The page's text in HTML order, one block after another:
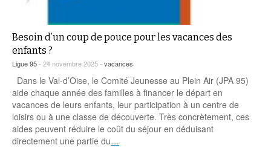
Besoin d’un coup de pouce pour les vacances des
enfants ?
Ligue 95- 24 novembre 2025 - vacances
Dans le Val-d’Oise, le Comité Jeunesse au Plein Air (JPA 95)
aide chaque année des familles à financer le départ en
vacances de leurs enfants, leur participation à un centre de
loisirs ou à une classe de découverte. Très concrètement, ces
aides peuvent réduire le coût du séjour en déduisant
directement une partie du…